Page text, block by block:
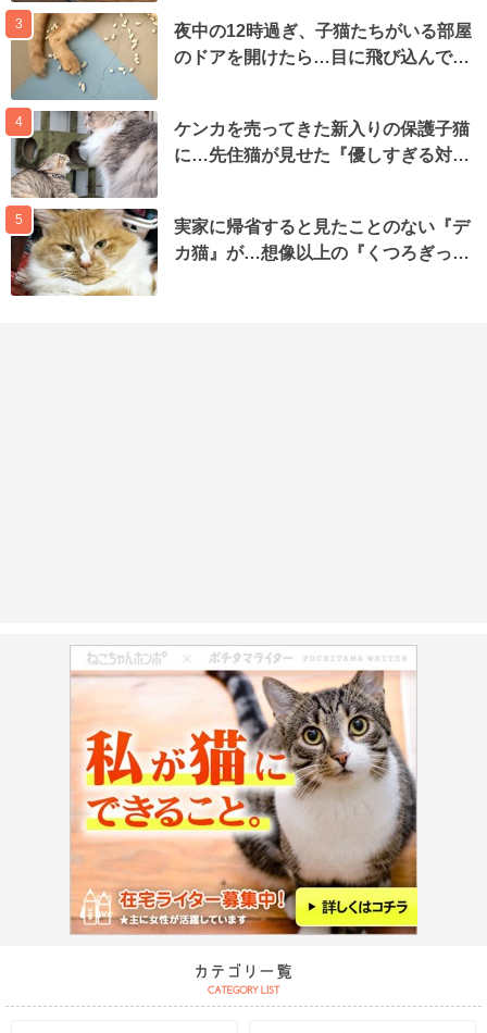
3
夜中の12時過ぎ、子猫たちがいる部屋
のドアを開けたら…目に飛び込んで…
4
ケンカを売ってきた新入りの保護子猫
に…先住猫が見せた『優しすぎる対…
5
実家に帰省すると見たことのない『デ
カ猫』が…想像以上の『くつろぎっ…